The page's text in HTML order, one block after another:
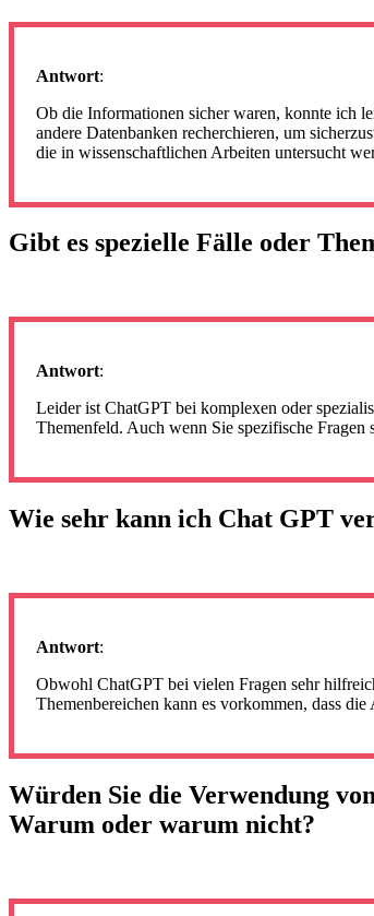
Antwort:
Ob die Informationen sicher waren, konnte ich
andere Datenbanken recherchieren, um
die in wissenschaftlichen Arbeiten untersucht
Gibt es spezielle Fälle oder
Antwort:
Leider ist ChatGPT bei komplexen oder
Themenfeld. Auch wenn Sie spezifische Fragen
Wie sehr kann ich Chat GPT
Antwort:
Obwohl ChatGPT bei vielen Fragen sehr
Themenbereichen kann es vorkommen, dass
Würden Sie die Verwendung
Warum oder warum nicht?